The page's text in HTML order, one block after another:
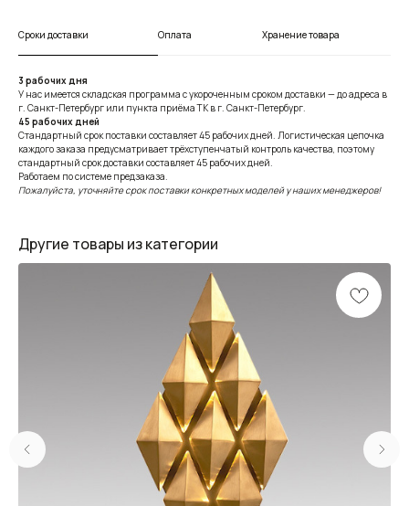
Сроки доставки Оплата Хранение товара
3 рабочих дня
У нас имеется складская программа с укороченным сроком доставки — до адреса в
г. Санкт-Петербург или пункта приёма ТК в г. Санкт-Петербург.
45 рабочих дней
Стандартный срок поставки составляет 45 рабочих дней. Логистическая цепочка
каждого заказа предусматривает трёхступенчатый контроль качества, поэтому
стандартный срок доставки составляет 45 рабочих дней.
Работаем по системе предзаказа.
Пожалуйста, уточняйте срок поставки конкретных моделей у наших менеджеров!
Другие товары из категории